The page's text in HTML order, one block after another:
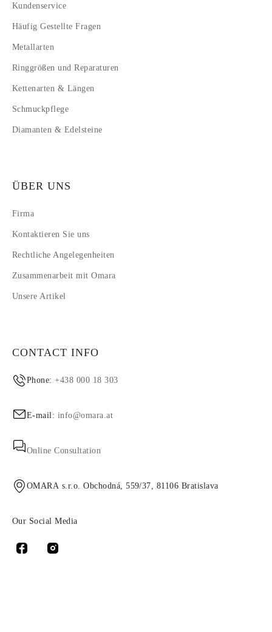
Kundenservice
Häufig Gestellte Fragen
Metallarten
Ringgrößen und Reparaturen
Kettenarten & Längen
Schmuckpflege
Diamanten & Edelsteine
ÜBER UNS
Firma
Kontaktieren Sie uns
Rechtliche Angelegenheiten
Zusammenarbeit mit Omara
Unsere Artikel
CONTACT INFO
Phone:+438 000 18 303
E-mail: info@omara.at
Online Consultation
OMARA s.r.o. Obchodná, 559/37, 81106 Bratislava
Our Social Media